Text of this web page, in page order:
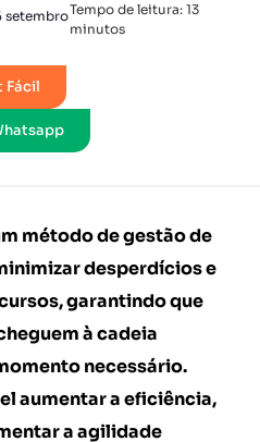
setembroTempo de leitura: 13
minutos
Fácil
método de gestão de
desperdícios e
garantindo que
à cadeia
necessário.
aumentar a eficiência,
a agilidade